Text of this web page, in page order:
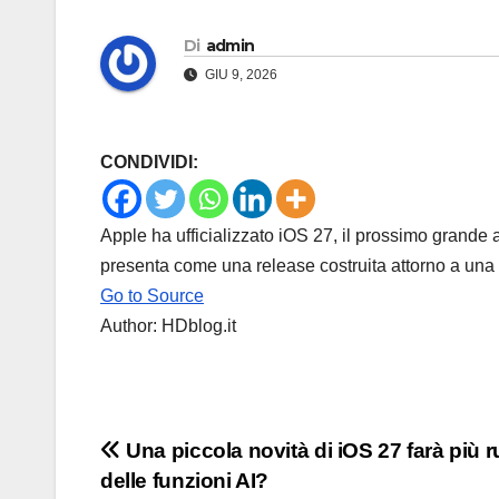
Di admin
GIU 9, 2026
CONDIVIDI:
Apple ha ufficializzato iOS 27, il prossimo
presenta come una release costruita attorno a
Go to Source
Author: HDblog.it
Navigazione
Una piccola novità di iOS 27 farà più
delle funzioni AI?